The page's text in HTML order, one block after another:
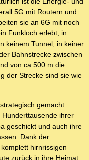
5G mit Routern und
sie an 6G mit noch
Funkloch erlebt, in
keinem Tunnel, in keiner
Bahnstrecke zwischen
von ca 500 m die
der Strecke sind sie wie
gemacht.
ihrer
geschickt und auch ihre
Dank der
hirnrissigen
zurück in ihre Heimat